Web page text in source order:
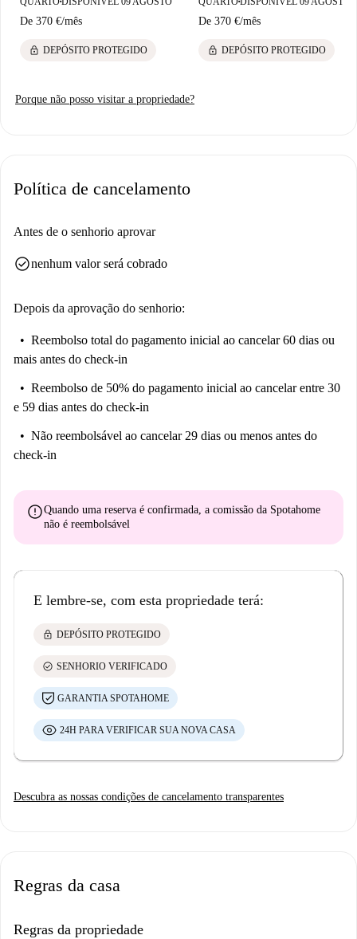
explorar, tudo a uma curta distância a pé. Aproveite esta área vibrante
repleta de arte, história e carácter.
■
De 370 €/mês
lock DEPÓSITO PROTEGIDO
■
De 370 €/mês
lock DEPÓSITO PROTEGIDO
Porque não posso visitar a propriedade?
Política de cancelamento
Antes de o senhorio aprovar
check_circlenenhum valor será cobrado
Depois da aprovação do senhorio:
Reembolso total do pagamento inicial ao cancelar 60 dias ou
mais antes do check-in
Reembolso de 50% do pagamento inicial ao cancelar entre 30
e 59 dias antes do check-in
Não reembolsável ao cancelar 29 dias ou menos antes do
check-in
errorQuando uma reserva é confirmada, a comissão da Spotahome
não é reembolsável
E lembre-se, com esta propriedade terá:
lock DEPÓSITO PROTEGIDO
check_circle SENHORIO VERIFICADO
GARANTIA SPOTAHOME
24H PARA VERIFICAR SUA NOVA CASA
Descubra as nossas condições de cancelamento transparentes
Regras da casa
Regras da propriedade